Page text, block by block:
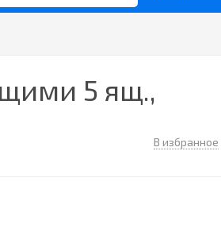
5 ящ.,
В избранное